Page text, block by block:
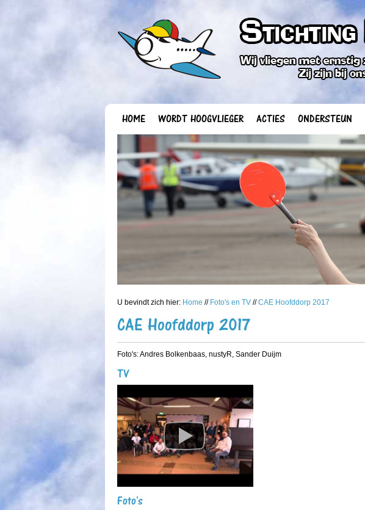
HOME WORDT HOOGVLIEGER ACTIES ONDERSTEUN
U bevindt zich hier: Home // Foto's en TV //CAE Hoofddorp 2017
CAE Hoofddorp 2017
Foto's: Andres Bolkenbaas, nustyR, Sander Duijm
TV
Foto's